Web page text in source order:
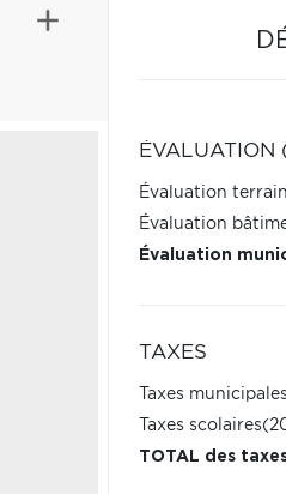
ÉVALUATION
Évaluation terrain
Évaluation
Évaluation
TAXES
Taxes
Taxes scolaires
TOTAL des